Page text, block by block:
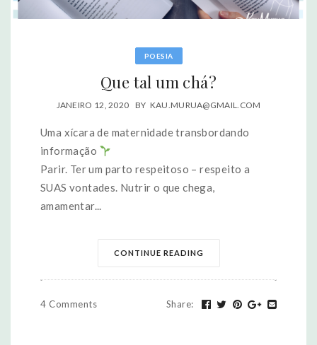
POESIA
Que tal um chá?
JANEIRO 12, 2020 BY KAU.MURUA@GMAIL.COM
Uma xícara de maternidade transbordando
informação
Parir. Ter um parto respeitoso – respeito a
SUAS vontades. Nutrir o que chega,
amamentar...
CONTINUE READING
4 Comments Share: